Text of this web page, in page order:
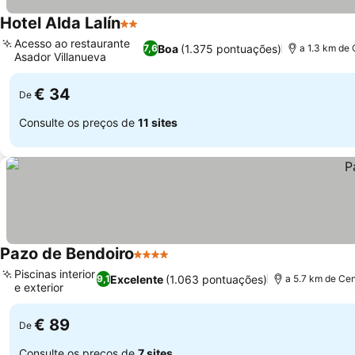
Hotel Alda Lalín2 Estrelas
7,6Boa (1.375 pontuações)
Acesso ao restaurante
Asador Villanueva
a 1.3 km de
De € 34
Consulte os preços de 11 sites
Pazo de Bendoiro4 Estrelas
9,1Excelente (1.063 pontuações)
Piscinas interior
e exterior
a 5.7 km de
De € 89